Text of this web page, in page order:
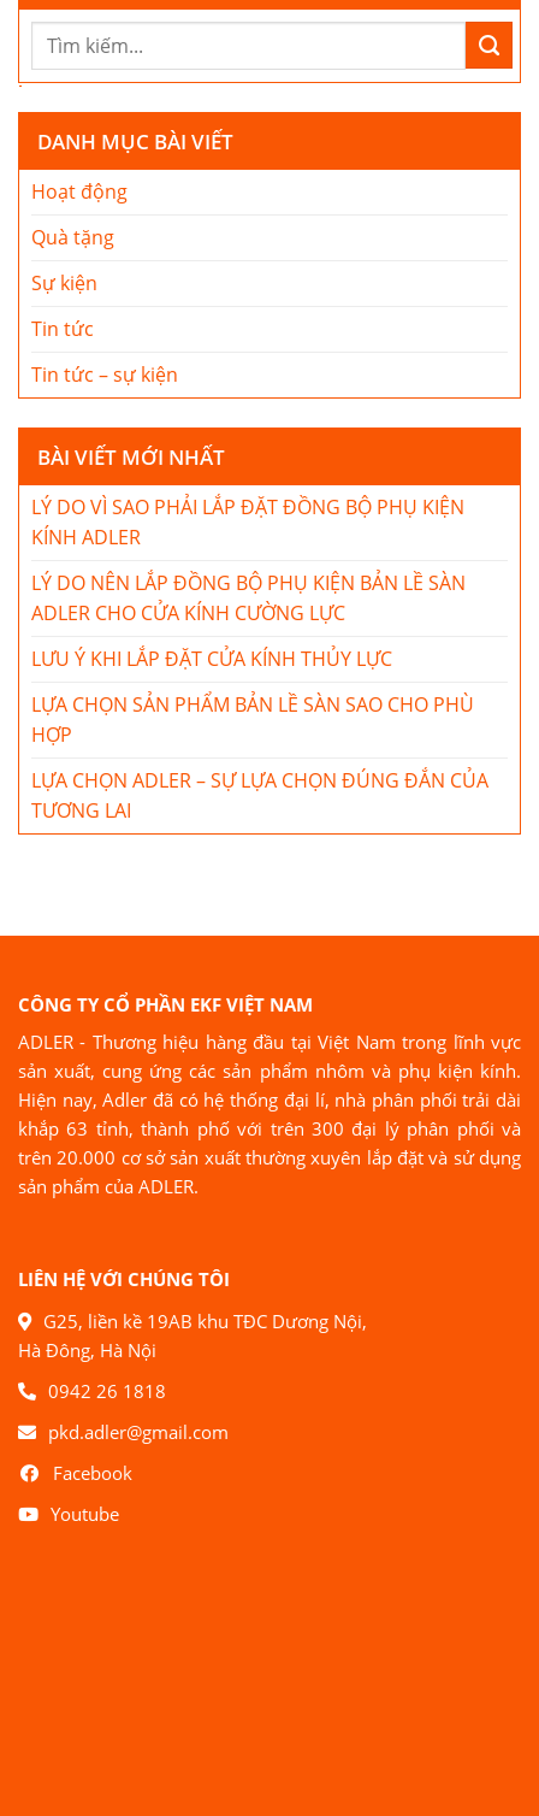
DANH MỤC BÀI VIẾT
Hoạt động
Quà tặng
Sự kiện
Tin tức
Tin tức – sự kiện
BÀI VIẾT MỚI NHẤT
LÝ DO VÌ SAO PHẢI LẮP ĐẶT ĐỒNG BỘ PHỤ KIỆN
KÍNH ADLER
LÝ DO NÊN LẮP ĐỒNG BỘ PHỤ KIỆN BẢN LỀ SÀN
ADLER CHO CỬA KÍNH CƯỜNG LỰC
LƯU Ý KHI LẮP ĐẶT CỬA KÍNH THỦY LỰC
LỰA CHỌN SẢN PHẨM BẢN LỀ SÀN SAO CHO PHÙ
HỢP
LỰA CHỌN ADLER – SỰ LỰA CHỌN ĐÚNG ĐẮN CỦA
TƯƠNG LAI
CÔNG TY CỔ PHẦN EKF VIỆT NAM
ADLER - Thương hiệu hàng đầu tại Việt Nam trong lĩnh vực
sản xuất, cung ứng các sản phẩm nhôm và phụ kiện kính.
Hiện nay, Adler đã có hệ thống đại lí, nhà phân phối trải dài
khắp 63 tỉnh, thành phố với trên 300 đại lý phân phối và
trên 20.000 cơ sở sản xuất thường xuyên lắp đặt và sử dụng
sản phẩm của ADLER.
LIÊN HỆ VỚI CHÚNG TÔI
G25, liền kề 19AB khu TĐC Dương Nội,
Hà Đông, Hà Nội
0942 26 1818
pkd.adler@gmail.com
Facebook
Youtube